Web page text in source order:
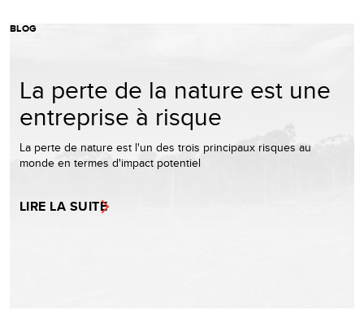
BLOG
La perte de la nature est une
entreprise à risque
La perte de nature est l'un des trois principaux risques au
monde en termes d'impact potentiel
LIRE LA SUITE